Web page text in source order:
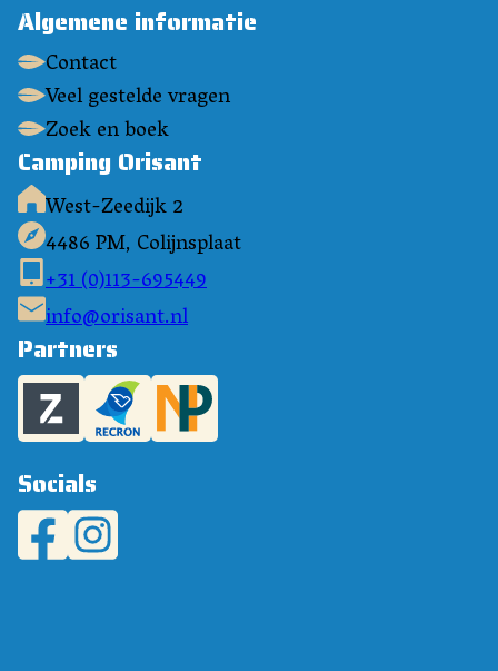
Camping Orisant
West-Zeedijk 2
4486 PM, Colijnsplaat
+31 (0)113-695449
info@orisant.nl
Algemene informatie
Contact
Veel gestelde vragen
Zoek en boek
Partners
Socials